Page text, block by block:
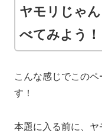
ヤモリじゃ
べてみよう！
こんな感じでこの
す！
本題に入る前に、